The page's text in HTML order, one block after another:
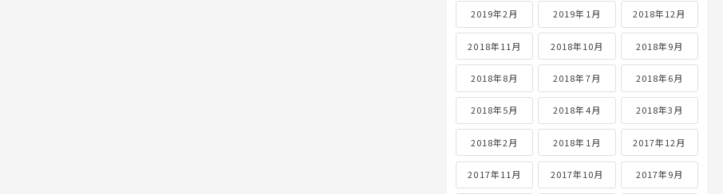
2019年2月 2019年1月 2018年12月
2018年11月 2018年10月 2018年9月
2018年8月 2018年7月 2018年6月
2018年5月 2018年4月 2018年3月
2018年2月 2018年1月 2017年12月
2017年11月 2017年10月 2017年9月